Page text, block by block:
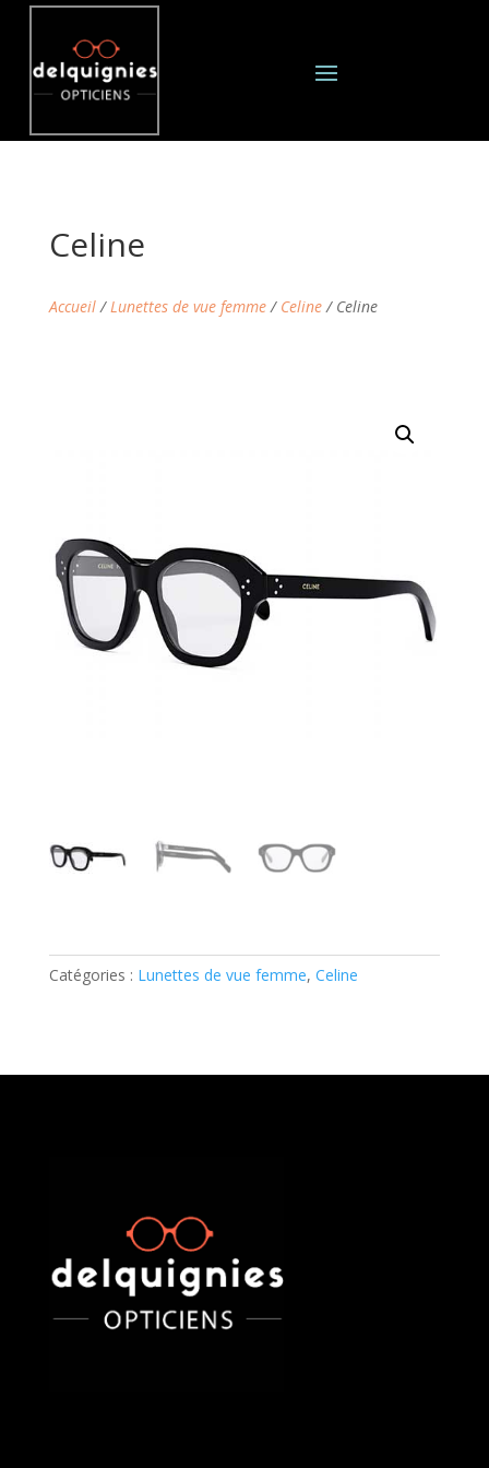
Celine
Accueil/Lunettes de vue femme/ Celine/ Celine
Catégories : Lunettes de vue femme, Celine